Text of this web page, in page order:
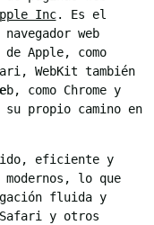
Inc. Es el
web
Apple, como
WebKit también
b, como Chrome y
su propio camino en
eficiente y
lo que
fluida y
y otros